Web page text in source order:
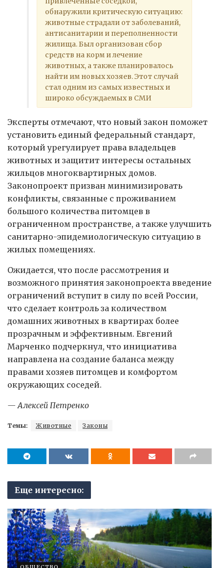
обнаружили критическую ситуацию:
животные страдали от заболеваний,
антисанитарии и переполненности
жилища. Был организован сбор
средств на корм и лечение
животных, а также планировалось
найти им новых хозяев. Этот случай
стал одним из самых известных и
широко обсуждаемых в СМИ
Эксперты отмечают, что новый закон поможет
установить единый федеральный стандарт,
который урегулирует права владельцев
животных и защитит интересы остальных
жильцов многоквартирных домов.
Законопроект призван минимизировать
конфликты, связанные с проживанием
большого количества питомцев в
ограниченном пространстве, а также улучшить
санитарно-эпидемиологическую ситуацию в
жилых помещениях.
Ожидается, что после рассмотрения и
возможного принятия законопроекта введение
ограничений вступит в силу по всей России,
что сделает контроль за количеством
домашних животных в квартирах более
прозрачным и эффективным. Евгений
Марченко подчеркнул, что инициатива
направлена на создание баланса между
правами хозяев питомцев и комфортом
окружающих соседей.
— Алексей Петренко
Темы: Животные Законы
Еще интересно: